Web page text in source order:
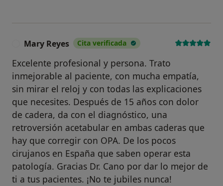
Mary Reyes Cita verificada
Excelente profesional y persona. Trato
inmejorable al paciente, con mucha empatía,
sin mirar el reloj y con todas las explicaciones
que necesites. Después de 15 años con dolor
de cadera, da con el diagnóstico, una
retroversión acetabular en ambas caderas que
hay que corregir con OPA. De los pocos
cirujanos en España que saben operar esta
patología. Gracias Dr. Cano por dar lo mejor de
ti a tus pacientes. ¡No te jubiles nunca!